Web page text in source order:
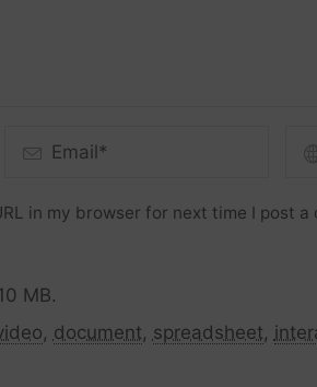
in my browser for next time I post a
MB.
, document, spreadsheet,